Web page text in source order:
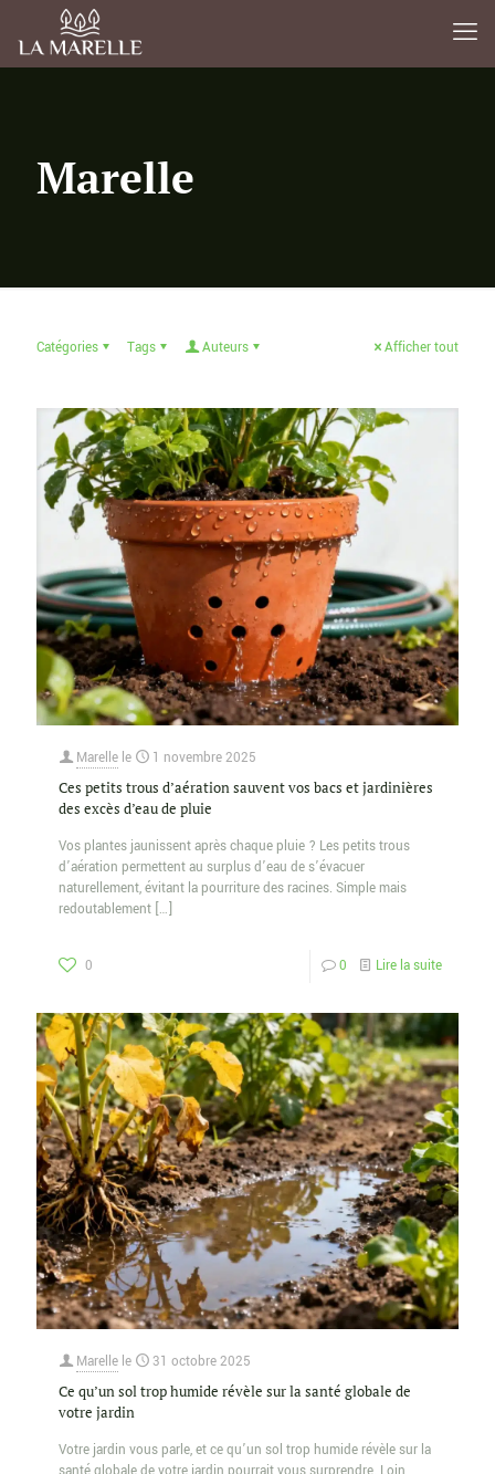
Marelle
Catégories Tags Auteurs Afficher tout
Marelle le 1 novembre 2025
Ces petits trous d’aération sauvent vos bacs et jardinières
des excès d’eau de pluie
Vos plantes jaunissent après chaque pluie ? Les petits trous
d’aération permettent au surplus d’eau de s’évacuer
naturellement, évitant la pourriture des racines. Simple mais
redoutablement […]
0 0 Lire la suite
Marelle le 31 octobre 2025
Ce qu’un sol trop humide révèle sur la santé globale de
votre jardin
Votre jardin vous parle, et ce qu’un sol trop humide révèle sur la